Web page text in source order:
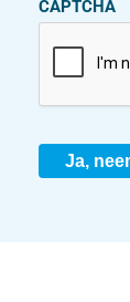
CAPTCHA
Ja,